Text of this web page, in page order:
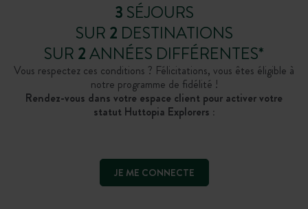
3 SÉJOURS
SUR 2 DESTINATIONS
SUR 2ANNÉES DIFFÉRENTES*
Vous respectez ces conditions ? Félicitations, vous êtes éligible à
notre programme de fidélité !
Rendez-vous dans votre espace client pour activer votre
statut Huttopia Explorers :
JE ME CONNECTE